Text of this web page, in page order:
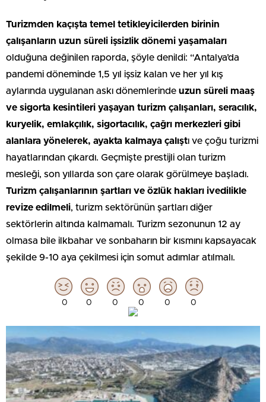
Turizmden kaçışta temel tetikleyicilerden birinin
çalışanların uzun süreli işsizlik dönemi yaşamaları
olduğuna değinilen raporda, şöyle denildi: “Antalya’da
pandemi döneminde 1,5 yıl işsiz kalan ve her yıl kış
aylarında uygulanan askı dönemlerinde uzun süreli maaş
ve sigorta kesintileri yaşayan turizm çalışanları, seracılık,
kuryelik, emlakçılık, sigortacılık, çağrı merkezleri gibi
alanlara yönelerek, ayakta kalmaya çalıştı ve çoğu turizmi
hayatlarından çıkardı. Geçmişte prestijli olan turizm
mesleği, son yıllarda son çare olarak görülmeye başladı.
Turizm çalışanlarının şartları ve özlük hakları ivedilikle
revize edilmeli, turizm sektörünün şartları diğer
sektörlerin altında kalmamalı. Turizm sezonunun 12 ay
olmasa bile ilkbahar ve sonbaharın bir kısmını kapsayacak
şekilde 9-10 aya çekilmesi için somut adımlar atılmalı.
0 0 0 0 0 0